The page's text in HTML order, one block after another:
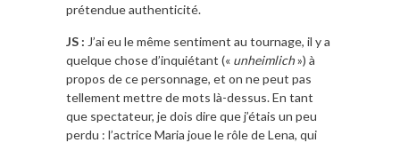
prétendue authenticité.
JS : J’ai eu le même sentiment au tournage, il y a
quelque chose d’inquiétant (« unheimlich») à
propos de ce personnage, et on ne peut pas
tellement mettre de mots là-dessus. En tant
que spectateur, je dois dire que j’étais un peu
perdu : l’actrice Maria joue le rôle de Lena, qui